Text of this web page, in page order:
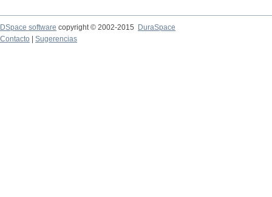
DSpace software copyright © 2002-2015
DuraSpace
Contacto
Sugerencias